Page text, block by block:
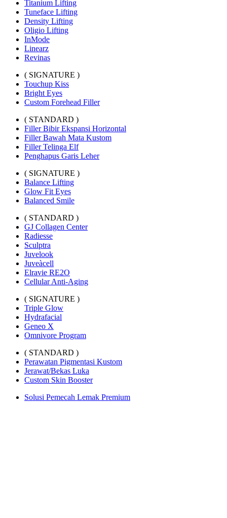
Titanium Lifting
Tuneface Lifting
Density Lifting
Oligio Lifting
InMode
Linearz
Revinas
( SIGNATURE )
Touchup Kiss
Bright Eyes
Custom Forehead Filler
( STANDARD )
Filler Bibir Ekspansi Horizontal
Filler Bawah Mata Kustom
Filler Telinga Elf
Penghapus Garis Leher
( SIGNATURE )
Balance Lifting
Glow Fit Eyes
Balanced Smile
( STANDARD )
GJ Collagen Center
Radiesse
Sculptra
Juvelook
Juveàcell
Elravie RE2O
Cellular Anti-Aging
( SIGNATURE )
Triple Glow
Hydrafacial
Geneo X
Omnivore Program
( STANDARD )
Perawatan Pigmentasi Kustom
Jerawat/Bekas Luka
Custom Skin Booster
Solusi Pemecah Lemak Premium